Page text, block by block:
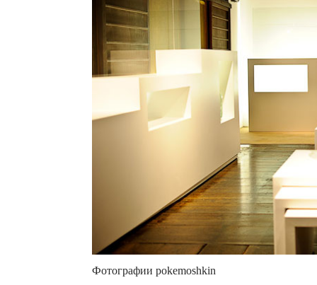
Фотографии pokemoshkin